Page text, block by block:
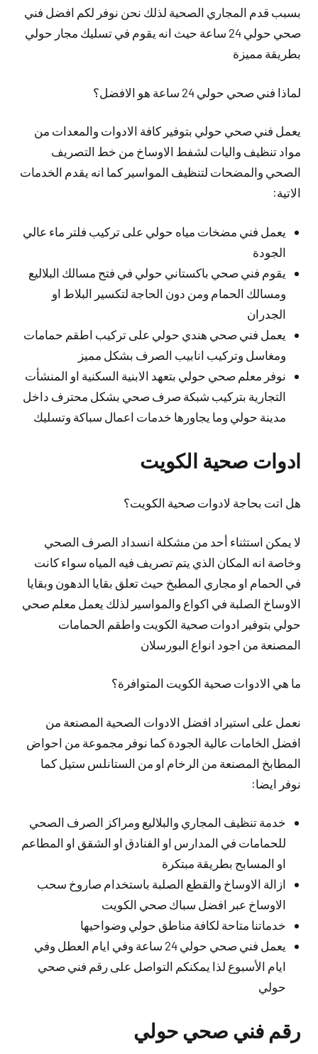
بسبب قدم المجاري الصحية لذلك نحن نوفر لكم افضل فني
صحي حولي 24 ساعة حيث انه يقوم في تسليك مجار حولي
بطريقة مميزة
لماذا فني صحي حولي 24 ساعة هو الافضل؟
يعمل فني صحي حولي بتوفير كافة الادوات والمعدات من
مواد تنظيف واليات لشفط الاوساخ من خط التصريف
الصحي والمضحات لتنظيف المواسير كما انه يقدم الخدمات
الاتية:
يعمل فني مضخات مياه حولي على تركيب فلتر ماء عالي
الجودة
يقوم فني صحي باكستاني حولي في فتح مسالك البلاليع
ومسالك الحمام ومن دون الحاجة لتكسير البلاط او
الجدران
يعمل فني صحي هندي حولي على تركيب اطقم حمامات
ومغاسل وتركيب انابيب الصرف بشكل مميز
نوفر معلم صحي حولي بتعهد الابنية السكنية او المنشأت
التجارية بتركيب شبكة صرف صحي بشكل محترف داخل
مدينة حولي وما يجاورها خدمات اعمال سباكة وتسليك
ادوات صحية الكويت
هل اتت بحاجة لادوات صحية الكويت؟
لا يمكن استثناء أحد من مشكلة انسداد الصرف الصحي
وخاصة انه المكان الذي يتم تصريف فيه المياه سواء كانت
في الحمام او مجاري المطبخ حيث تعلق بقايا الدهون وبقايا
الاوساخ الصلبة في اكواع والمواسير لذلك يعمل معلم صحي
حولي بتوفير ادوات صحية الكويت واطقم الحمامات
المصنعة من اجود انواع البورسلان
ما هي الادوات صحية الكويت المتوافرة؟
نعمل على استيراد افضل الادوات الصحية المصنعة من
افضل الخامات عالية الجودة كما نوفر مجموعة من احواض
المطابخ المصنعة من الرخام او من الستانلس ستيل كما
نوفر ايضا:
خدمة تنظيف المجاري والبلاليع ومراكز الصرف الصحي
للحمامات في المدارس او الفنادق او الشقق او المطاعم
او المسابح بطريقة مبتكرة
ازالة الاوساخ والقطع الصلبة باستخدام صاروخ سحب
الاوساخ عبر افضل سباك صحي الكويت
خدماتنا متاحة لكافة مناطق حولي وضواحيها
يعمل فني صحي حولي 24 ساعة وفي ايام العطل وفي
ايام الأسبوع لذا يمكنكم التواصل على رقم فني صحي
حولي
رقم فني صحي حولي